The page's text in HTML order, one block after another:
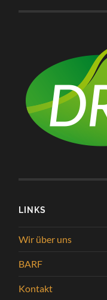
LINKS
Wir über uns
BARF
Kontakt